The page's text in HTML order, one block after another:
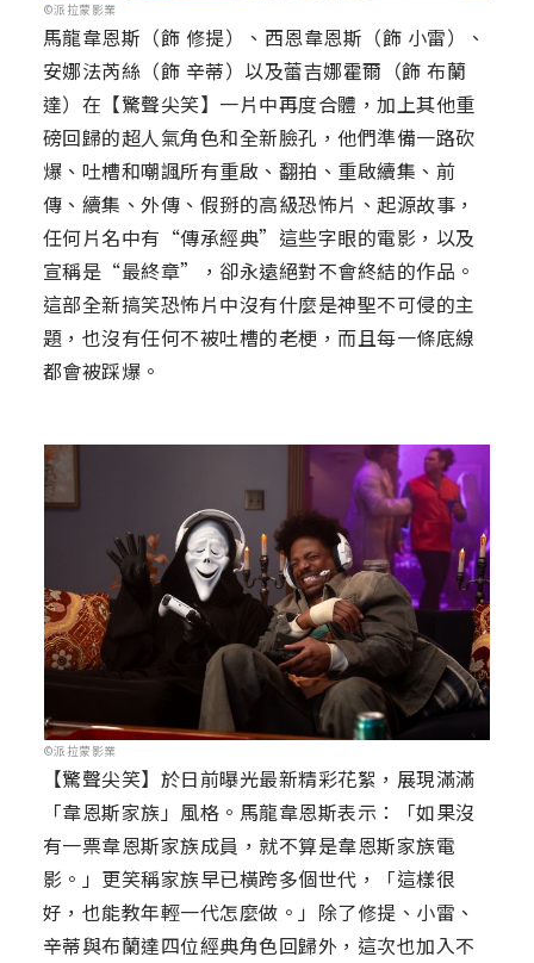
©派拉蒙影業
馬龍韋恩斯（飾 修提）、西恩韋恩斯（飾 小雷）、
安娜法芮絲（飾 辛蒂）以及蕾吉娜霍爾（飾 布蘭
達）在【驚聲尖笑】一片中再度合體，加上其他重
磅回歸的超人氣角色和全新臉孔，他們準備一路砍
爆、吐槽和嘲諷所有重啟、翻拍、重啟續集、前
傳、續集、外傳、假掰的高級恐怖片、起源故事，
任何片名中有“傳承經典”這些字眼的電影，以及
宣稱是“最終章”，卻永遠絕對不會終結的作品。
這部全新搞笑恐怖片中沒有什麼是神聖不可侵的主
題，也沒有任何不被吐槽的老梗，而且每一條底線
都會被踩爆。
©派拉蒙影業
【驚聲尖笑】於日前曝光最新精彩花絮，展現滿滿
「韋恩斯家族」風格。馬龍韋恩斯表示：「如果沒
有一票韋恩斯家族成員，就不算是韋恩斯家族電
影。」更笑稱家族早已橫跨多個世代，「這樣很
好，也能教年輕一代怎麼做。」除了修提、小雷、
辛蒂與布蘭達四位經典角色回歸外，這次也加入不